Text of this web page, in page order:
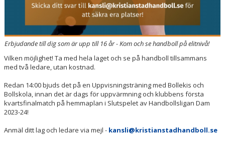
Erbjudande till dig som är upp till 16 år - Kom och se handboll på elitnivå!
Vilken möjlighet! Ta med hela laget och se på handboll tillsammans
med två ledare, utan kostnad.
Redan 14:00 bjuds det på en Uppvisningsträning med Bollekis och
Bollskola, innan det är dags för uppvärmning och klubbens första
kvartsfinalmatch på hemmaplan i Slutspelet av Handbollsligan Dam
2023-24!
Anmäl ditt lag och ledare via mejl - kansli@kristianstadhandboll.se